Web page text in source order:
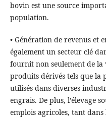
bovin est une source
population.
• Génération de revenus et
également un secteur clé
fournit non seulement de la
produits dérivés tels que la
utilisés dans diverses
engrais. De plus, l’élevage
emplois agricoles, tant